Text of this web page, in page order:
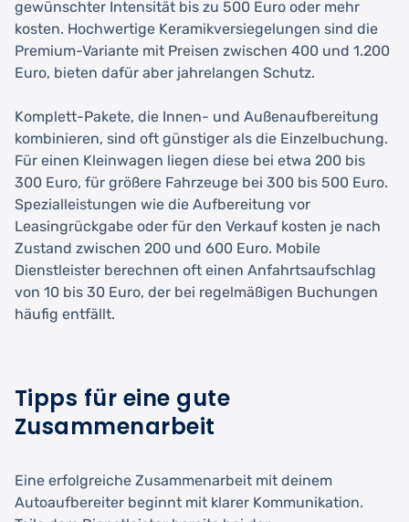
gewünschter Intensität bis zu 500 Euro oder mehr
kosten. Hochwertige Keramikversiegelungen sind die
Premium-Variante mit Preisen zwischen 400 und 1.200
Euro, bieten dafür aber jahrelangen Schutz.
Komplett-Pakete, die Innen- und Außenaufbereitung
kombinieren, sind oft günstiger als die Einzelbuchung.
Für einen Kleinwagen liegen diese bei etwa 200 bis
300 Euro, für größere Fahrzeuge bei 300 bis 500 Euro.
Spezialleistungen wie die Aufbereitung vor
Leasingrückgabe oder für den Verkauf kosten je nach
Zustand zwischen 200 und 600 Euro. Mobile
Dienstleister berechnen oft einen Anfahrtsaufschlag
von 10 bis 30 Euro, der bei regelmäßigen Buchungen
häufig entfällt.
Tipps für eine gute
Zusammenarbeit
Eine erfolgreiche Zusammenarbeit mit deinem
Autoaufbereiter beginnt mit klarer Kommunikation.